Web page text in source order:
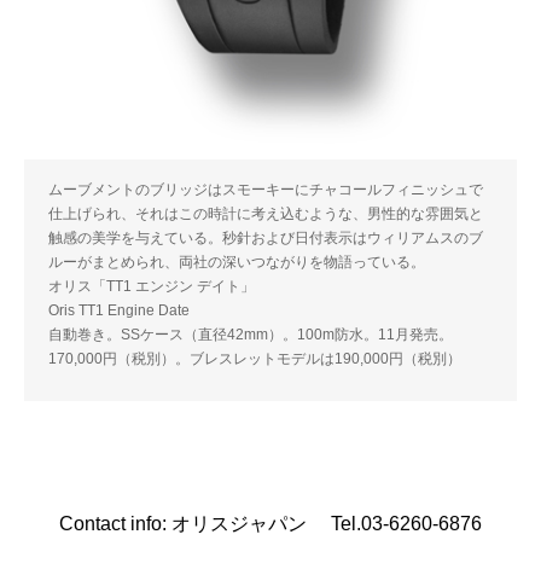
ムーブメントのブリッジはスモーキーにチャコールフィニッシュで
仕上げられ、それはこの時計に考え込むような、男性的な雰囲気と
触感の美学を与えている。秒針および日付表示はウィリアムスのブ
ルーがまとめられ、両社の深いつながりを物語っている。
オリス「TT1 エンジン デイト」
Oris TT1 Engine Date
自動巻き。SSケース（直径42mm）。100m防水。11月発売。
170,000円（税別）。ブレスレットモデルは190,000円（税別）
Contact info: オリスジャパン Tel.03-6260-6876